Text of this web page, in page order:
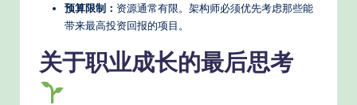
预算限制： 资源通常有限。架构师必须优先考虑那些能
带来最高投资回报的项目。
关于职业成长的最后思考